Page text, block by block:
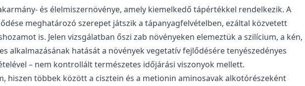
és élelmiszernövénye, amely kiemelkedő tápértékkel rendelkezik. A
meghatározó szerepet játszik a tápanyagfelvételben, ezáltal közvetett
is. Jelen vizsgálatban őszi zab növényeken elemeztük a szilícium, a kén,
alkalmazásának hatását a növények vegetatív fejlődésére tenyészedényes
– nem kontrollált természetes időjárási viszonyok mellett.
hiszen többek között a cisztein és a metionin aminosavak alkotórészeként